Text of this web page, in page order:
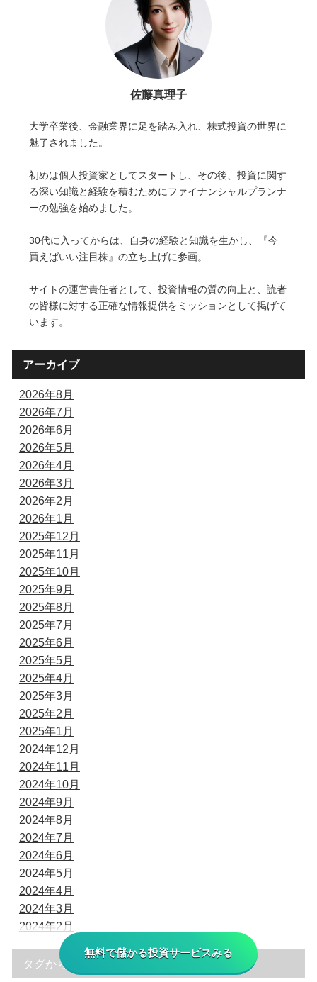
佐藤真理子
大学卒業後、金融業界に足を踏み入れ、株式投資の世界に
魅了されました。
初めは個人投資家としてスタートし、その後、投資に関す
る深い知識と経験を積むためにファイナンシャルプランナ
ーの勉強を始めました。
30代に入ってからは、自身の経験と知識を生かし、『今
買えばいい注目株』の立ち上げに参画。
サイトの運営責任者として、投資情報の質の向上と、読者
の皆様に対する正確な情報提供をミッションとして掲げて
います。
アーカイブ
2026年8月
2026年7月
2026年6月
2026年5月
2026年4月
2026年3月
2026年2月
2026年1月
2025年12月
2025年11月
2025年10月
2025年9月
2025年8月
2025年7月
2025年6月
2025年5月
2025年4月
2025年3月
2025年2月
2025年1月
2024年12月
2024年11月
2024年10月
2024年9月
2024年8月
2024年7月
2024年6月
2024年5月
2024年4月
2024年3月
2024年2月
タグから探す
無料で儲かる投資サービスみる